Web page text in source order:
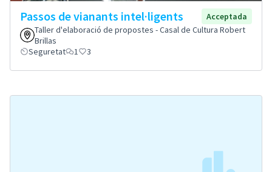
Passos de vianants intel·ligents
Acceptada
Taller d'elaboració de propostes - Casal de Cultura Robert
Brillas
Seguretat
1 3